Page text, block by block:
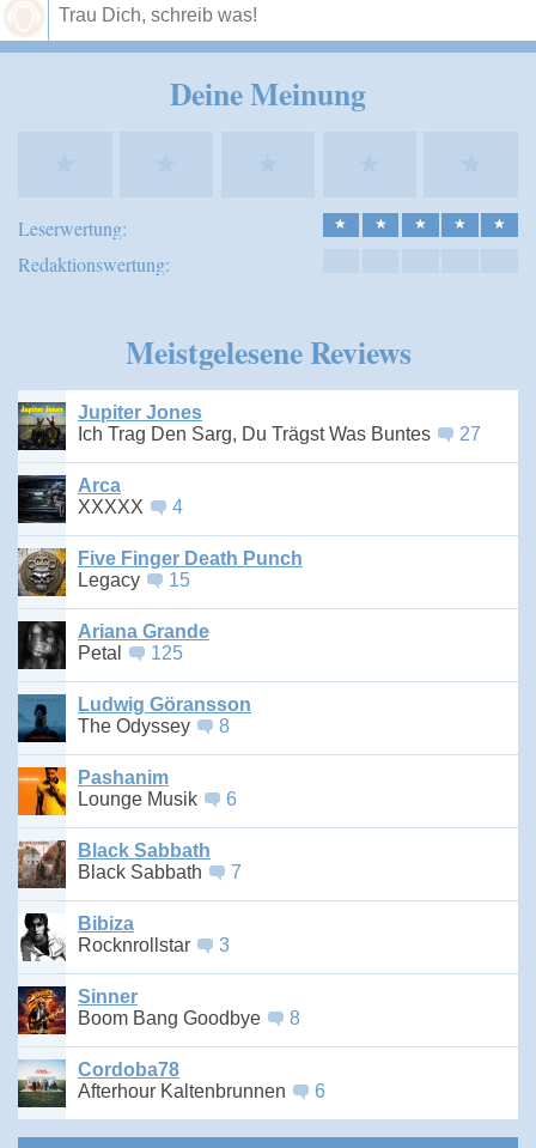
Deine Meinung
Leserwertung: ★ ★ ★ ★ ★
Redaktionswertung:
Meistgelesene Reviews
Jupiter Jones
Ich Trag Den Sarg, Du Trägst Was Buntes
27
Arca
XXXXX
4
Five Finger Death Punch
Legacy
15
Ariana Grande
Petal
125
Ludwig Göransson
The Odyssey
8
Pashanim
Lounge Musik
6
Black Sabbath
Black Sabbath
7
Bibiza
Rocknrollstar
3
Sinner
Boom Bang Goodbye
8
Cordoba78
Afterhour Kaltenbrunnen
6